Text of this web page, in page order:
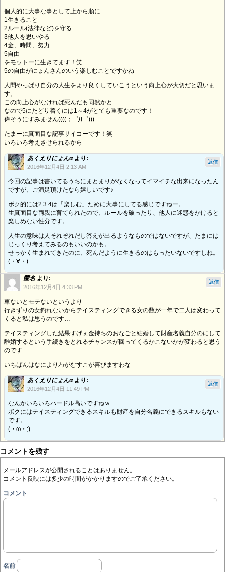
個人的に大事な事として上から順に
1生きること
2ルール(法律など)を守る
3他人を思いやる
4金、時間、努力
5自由
をモットーに生きてます！笑
5の自由がにょんさんのいう楽しむことですかね
人間やっぱり自分の人生をより良くしていこうという向上心が大切だと思いま
す。
この向上心がなければ死んだも同然かと
なので5にたどり着くには1～4がとても重要なのです！
偉そうにすみません((((；゜Д゜)))
たまーに真面目な記事サイコーです！笑
いろいろ考えさせられるから
あくえりにょんα より:
2016年12月4日 2:13 AM
今回の記事は書いてるうちにまとまりがなくなってイマイチな出来になったん
ですが、ご満足頂けたなら嬉しいです♪
ボク的には2.3.4は「楽しむ」ために大事にしてる感じですねー。
生真面目な両親に育てられたので、ルールを破ったり、他人に迷惑をかけると
楽しめない性分です。
人生の意味は人それぞれだし答えが出るようなものではないですが、たまには
じっくり考えてみるのもいいのかも。
せっかく生まれてきたのに、死んだように生きるのはもったいないですしね。
(・∀・)
返信
匿名 より:
2016年12月4日 4:33 PM
車ないとモテないというより
行きずりの女釣れないからテイスティングできる女の数が一年で二人は変わって
くると私は思うのです…
テイスティングした結果すげぇ金持ちのおなごと結婚して財産名義自分のにして
離婚するという手続きをとれるチャンスが回ってくるかこないかが変わると思う
のです
いちばんはなによりわがむすこが喜びますわな
返信
あくえりにょんα より:
2016年12月4日 11:49 PM
なんかいろいろハードル高いですねｗ
ボクにはテイスティングできるスキルも財産を自分名義にできるスキルもない
です。
(・ω・;)
返信
コメントを残す
メールアドレスが公開されることはありません。
コメント反映には多少の時間がかかりますのでご了承ください。
コメント
名前